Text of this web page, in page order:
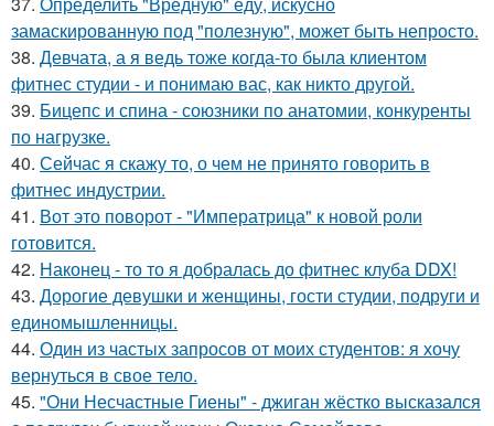
замаскированную под "полезную", может быть непросто.
38. Девчата, а я ведь тоже когда-то была клиентом
фитнес студии - и понимаю вас, как никто другой.
39. Бицепс и спина - союзники по анатомии, конкуренты
по нагрузке.
40. Сейчас я скажу то, о чем не принято говорить в
фитнес индустрии.
41. Вот это поворот - "Императрица" к новой роли
готовится.
42. Наконец - то то я добралась до фитнес клуба DDX!
43. Дорогие девушки и женщины, гости студии, подруги и
единомышленницы.
44. Один из частых запросов от моих студентов: я хочу
вернуться в свое тело.
45. "Они Несчастные Гиены" - джиган жёстко высказался